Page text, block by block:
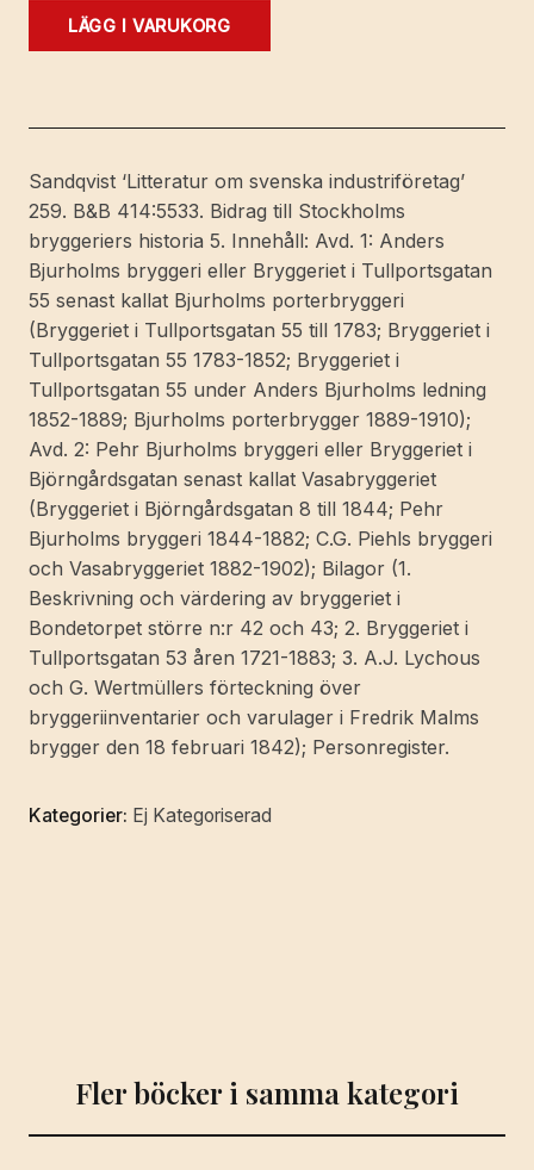
Anders
bryggerier.
LÄGG I VARUKORG
Sandqvist ‘Litteratur om svenska industriföretag’
259. B&B 414:5533. Bidrag till Stockholms
bryggeriers historia 5. Innehåll: Avd. 1: Anders
Bjurholms bryggeri eller Bryggeriet i Tullportsgatan
55 senast kallat Bjurholms porterbryggeri
(Bryggeriet i Tullportsgatan 55 till 1783; Bryggeriet i
Tullportsgatan 55 1783-1852; Bryggeriet i
Tullportsgatan 55 under Anders Bjurholms ledning
1852-1889; Bjurholms porterbrygger 1889-1910);
Avd. 2: Pehr Bjurholms bryggeri eller Bryggeriet i
Björngårdsgatan senast kallat Vasabryggeriet
(Bryggeriet i Björngårdsgatan 8 till 1844; Pehr
Bjurholms bryggeri 1844-1882; C.G. Piehls bryggeri
och Vasabryggeriet 1882-1902); Bilagor (1.
Beskrivning och värdering av bryggeriet i
Bondetorpet större n:r 42 och 43; 2. Bryggeriet i
Tullportsgatan 53 åren 1721-1883; 3. A.J. Lychous
och G. Wertmüllers förteckning över
bryggeriinventarier och varulager i Fredrik Malms
brygger den 18 februari 1842); Personregister.
Kategorier: Ej Kategoriserad
Fler böcker i samma kategori